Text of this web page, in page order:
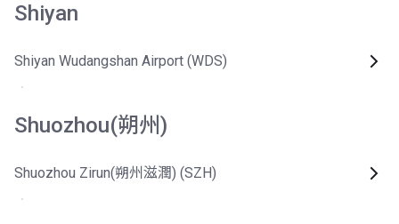
Shiyan
Shiyan Wudangshan Airport (WDS)
Shuozhou(朔州)
Shuozhou Zirun(朔州滋潤) (SZH)